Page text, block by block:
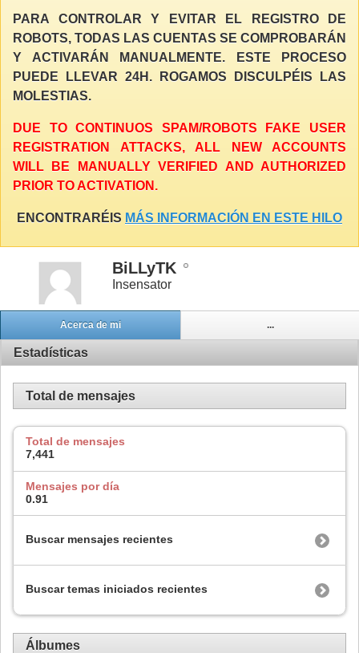
PARA CONTROLAR Y EVITAR EL REGISTRO DE
ROBOTS, TODAS LAS CUENTAS SE COMPROBARÁN
Y ACTIVARÁN MANUALMENTE. ESTE PROCESO
PUEDE LLEVAR 24H. ROGAMOS DISCULPÉIS LAS
MOLESTIAS.
DUE TO CONTINUOS SPAM/ROBOTS FAKE USER
REGISTRATION ATTACKS, ALL NEW ACCOUNTS
WILL BE MANUALLY VERIFIED AND AUTHORIZED
PRIOR TO ACTIVATION.
ENCONTRARÉIS MÁS INFORMACIÓN EN ESTE HILO
BiLLyTK
Insensator
Acerca de mi ...
Estadísticas
Total de mensajes
Total de mensajes
7,441
Mensajes por día
0.91
Buscar mensajes recientes
Buscar temas iniciados recientes
Álbumes